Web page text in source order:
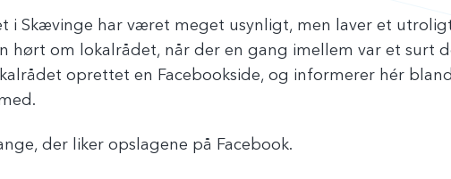
i Skævinge har været meget usynligt, men laver et
hørt om lokalrådet, når der en gang imellem var et surt
oprettet en Facebookside, og informerer hér
der liker opslagene på Facebook.